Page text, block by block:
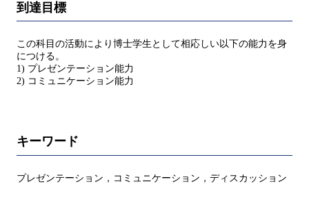
到達目標
この科目の活動により博士学生として相応しい以下の能力を身
につける。
1) プレゼンテーション能力
2) コミュニケーション能力
キーワード
プレゼンテーション，コミュニケーション，ディスカッション